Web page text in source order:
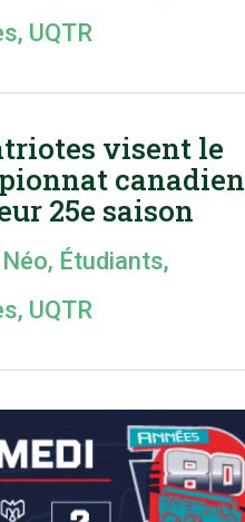
, UQTR
visent le
canadien
25e saison
, Étudiants,
, UQTR